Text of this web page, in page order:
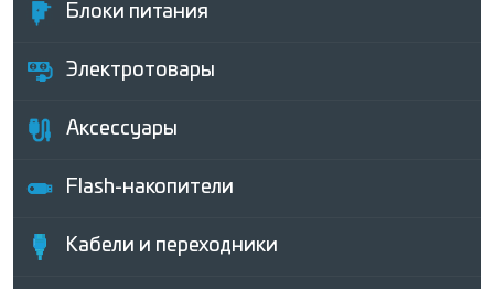
Блоки питания
Электротовары
Аксессуары
Flash-накопители
Кабели и переходники